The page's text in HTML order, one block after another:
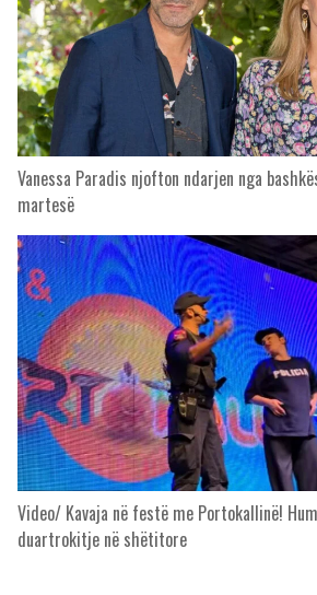
Vanessa Paradis njofton ndarjen nga
martesë
Video/ Kavaja në festë me Portokallinë!
duartrokitje në shëtitore